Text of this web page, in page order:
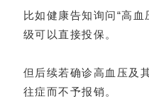
比如健康告知询问“高
级可以直接投保。
但后续若确诊高血压及
往症而不予报销。